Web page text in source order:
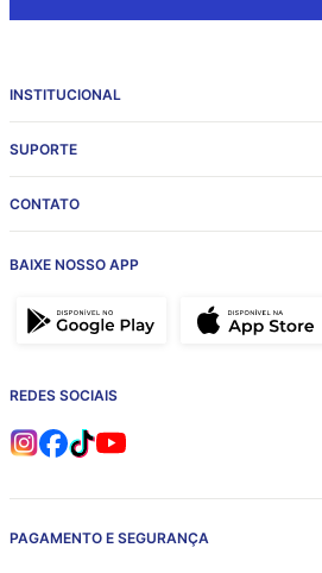
INSTITUCIONAL
SUPORTE
CONTATO
BAIXE NOSSO APP
REDES SOCIAIS
PAGAMENTO E SEGURANÇA